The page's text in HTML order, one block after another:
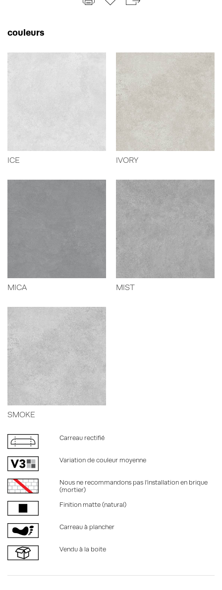
couleurs
ICE IVORY
MICA MIST
SMOKE
Carreau rectifié
Variation de couleur moyenne
Nous ne recommandons pas l’installation en brique
(mortier)
Finition matte (natural)
Carreau à plancher
Vendu à la boite